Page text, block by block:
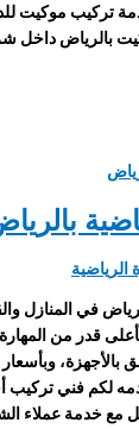
تركيب موكيت
بالرياض داخل
الرياضية
في المنازل
قدر من
بالأجهزة،
لكم فني تركيب
مع خدمة عملاء